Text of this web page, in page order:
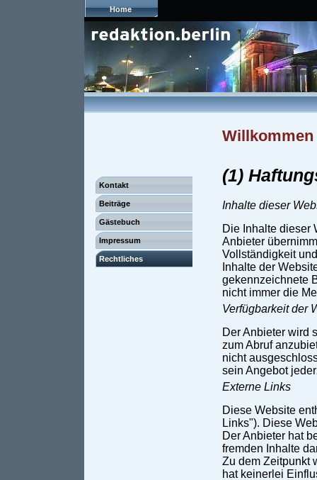
Home
Kontakt
Beiträge
Gästebuch
Impressum
Rechtliches
(1)
Inhalte dieser
Die Inhalte dieser
Anbieter
Vollständigkeit
Inhalte der
gekennzeichnete
nicht immer die
Verfügbarkeit der
Der Anbieter wird
zum Abruf
nicht
sein Angebot
Externe Links
Diese Website
Links"). Diese
Der Anbieter hat
fremden Inhalte
Zu dem Zeitpunkt
hat keinerlei